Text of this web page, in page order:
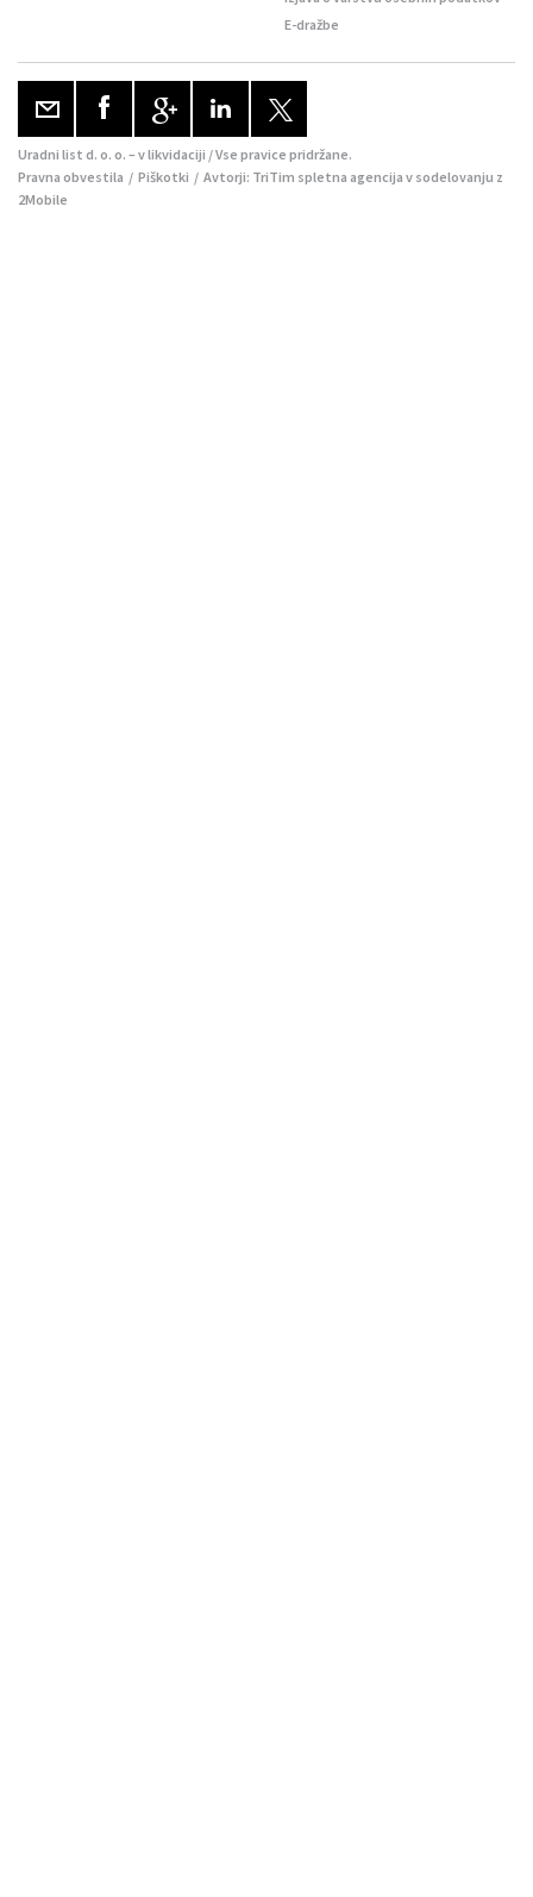
E-dražbe
Uradni list d. o. o. – v likvidaciji / Vse pravice pridržane.
Pravna obvestila / Piškotki / Avtorji: TriTim spletna agencija v sodelovanju z
2Mobile